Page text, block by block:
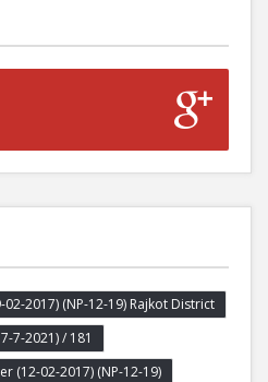
2017) (NP-12-19) Rajkot District
7-2021) / 181
(12-02-2017) (NP-12-19)